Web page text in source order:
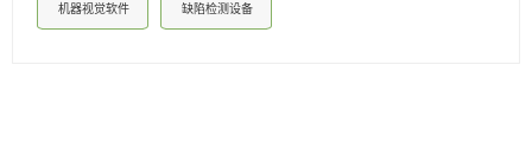
机器视觉软件 缺陷检测设备